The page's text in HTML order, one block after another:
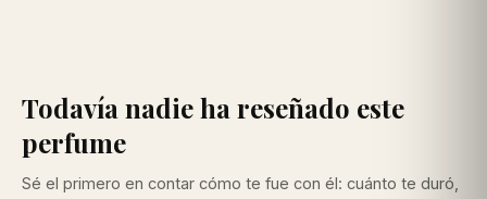
Todavía nadie ha reseñado este
perfume
Sé el primero en contar cómo te fue con él: cuánto te duró,